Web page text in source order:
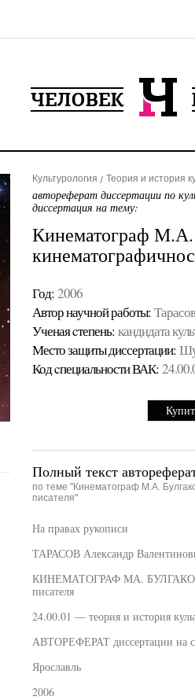
Культурология Теория и история
автореферат диссертации по
диссертация на тему:
Кинематограф М.А.
Год: 2006
Автор научной работы:
Ученая cтепень: кандидата
Место защиты диссертации:
Код cпециальности ВАК:
Полный текст
по теме "Кинематограф М.А.
писателя"
На правах рукописи
ТАРАСОВ Александр
КИНЕМАТОГРАФ МА. БУЛГАКОВА.
писателя
24.00.01 — теория и история
АВТОРЕФЕРАТ диссертации на
Ярославль
2006